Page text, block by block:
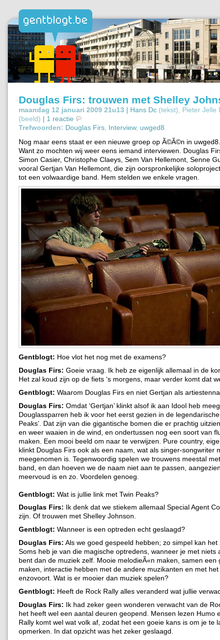
Douglas Firs: trouwen met Shelley
maandag 12 januari 2009 21u13 | Hans Dc (tekst), Pieter Jelle
(beeld) | 1 reactie
Trefwoorden: Douglas Firs Interview, uwged8
Nog maar eens staat er een nieuwe groep op Ã©Ã©n in
Want zo mochten wij weer eens iemand interviewen. Douglas
Simon Casier, Christophe Claeys, Sem Van Hellemont, Senne
vooral Gertjan Van Hellemont, die zijn oorspronkelijke
tot een volwaardige band. Hem stelden we enkele vragen.
Gentblogt: Hoe vlot het nog met de examens?
Douglas Firs: Goeie vraag. Ik heb ze eigenlijk allemaal in de
Het zal koud zijn op de fiets ‘s morgens, maar verder komt dat
Gentblogt: Waarom Douglas Firs en niet Gertjan als
Douglas Firs: Omdat ‘Gertjan’ klinkt alsof ik aan Idool heb
Douglassparren heb ik voor het eerst gezien in de legendarische
Peaks’. Dat zijn van die gigantische bomen die er prachtig
en weer waaien in de wind, en ondertussen nog een soort van
maken. Een mooi beeld om naar te verwijzen. Pure country,
klinkt Douglas Firs ook als een naam, wat als singer-songwriter
meegenomen is. Tegenwoordig spelen we trouwens meestal
band, en dan hoeven we de naam niet aan te passen,
meervoud is en zo. Voordelen genoeg.
Gentblogt: Wat is jullie link met Twin Peaks?
Douglas Firs: Ik denk dat we stiekem allemaal Special Agent
zijn. Of trouwen met Shelley Johnson.
Gentblogt: Wanneer is een optreden echt geslaagd?
Douglas Firs: Als we goed gespeeld hebben; zo simpel kan het
Soms heb je van die magische optredens, wanneer je met niets
bent dan de muziek zelf. Mooie melodieÃ«n maken, samen een
maken, interactie hebben met de andere muzikanten en met
enzovoort. Wat is er mooier dan muziek spelen?
Gentblogt: Heeft de Rock Rally alles veranderd wat jullie
Douglas Firs: Ik had zeker geen wonderen verwacht van de
het heeft wel een aantal deuren geopend. Mensen lezen Humo
Rally komt wel wat volk af, zodat het een goeie kans is om je te
opmerken. In dat opzicht was het zeker geslaagd.